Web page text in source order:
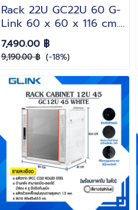
Rack 22U GC22U 60 G-
Link 60 x 60 x 116 cm.
สีดำ(Black)(แถมฟรี!! ถาด 1
ใบพัดลม 1 ชุด)
7,490.00 ฿
9,190.00 ฿ (-18%)